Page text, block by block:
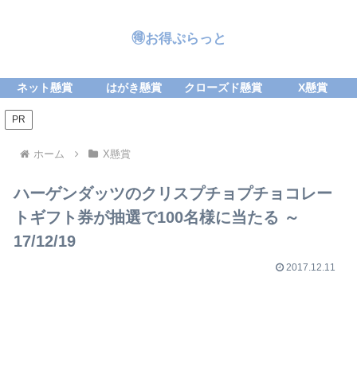
🉐お得ぷらっと
ネット懸賞 はがき懸賞 クローズド懸賞 X懸賞
PR
ホーム X懸賞
ハーゲンダッツのクリスプチョプチョコレー
トギフト券が抽選で100名様に当たる ～
17/12/19
2017.12.11